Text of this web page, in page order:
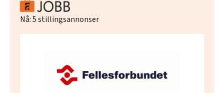
Nå:5stillingsannonser